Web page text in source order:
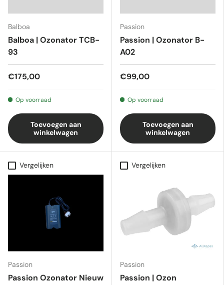
Balboa
Balboa | Ozonator TCB-
93
€175,00
Op voorraad
Toevoegen aan
winkelwagen
Passion
Passion | Ozonator B-
A02
€99,00
Op voorraad
Toevoegen aan
winkelwagen
Vergelijken
Passion
Passion Ozonator Nieuw
Vergelijken
Passion
Passion | Ozon